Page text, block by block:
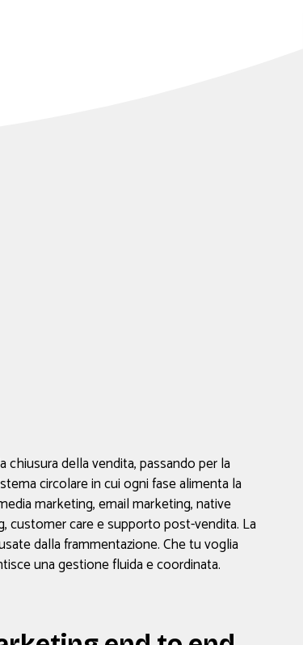
della vendita, passando per la
circolare in cui ogni fase alimenta la
marketing, email marketing, native
customer care e supporto post-vendita. La
dalla frammentazione. Che tu voglia
una gestione fluida e coordinata.